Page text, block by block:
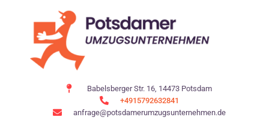
Babelsberger Str. 16, 14473 Potsdam
+4915792632841
anfrage@potsdamerumzugsunternehmen.de